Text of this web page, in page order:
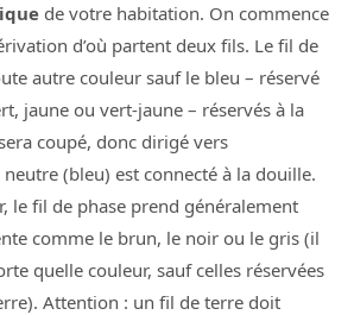
de votre habitation. On commence
d’où partent deux fils. Le fil de
autre couleur sauf le bleu – réservé
jaune ou vert-jaune – réservés à la
coupé, donc dirigé vers
(bleu) est connecté à la douille.
le fil de phase prend généralement
comme le brun, le noir ou le gris (il
quelle couleur, sauf celles réservées
Attention : un fil de terre doit